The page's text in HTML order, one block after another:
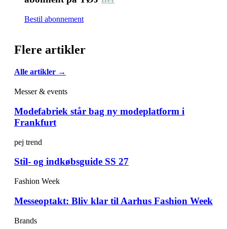
Bestil abonnement
Flere artikler
Alle artikler →
Messer & events
Modefabriek står bag ny modeplatform i
Frankfurt
pej trend
Stil- og indkøbsguide SS 27
Fashion Week
Messeoptakt: Bliv klar til Aarhus Fashion Week
Brands